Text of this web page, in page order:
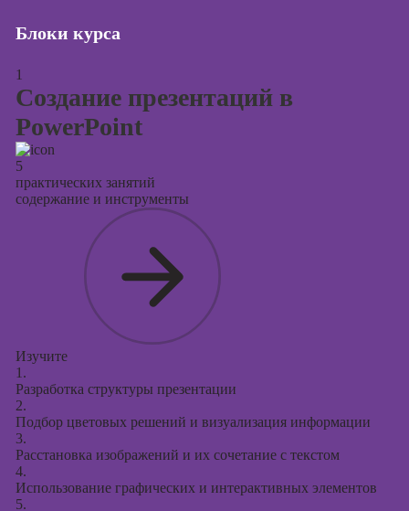
Блоки курса
1
Создание презентаций в
PowerPoint
5
практических занятий
содержание и инструменты
Изучите
1.
Разработка структуры презентации
2.
Подбор цветовых решений и визуализация информации
3.
Расстановка изображений и их сочетание с текстом
4.
Использование графических и интерактивных элементов
5.